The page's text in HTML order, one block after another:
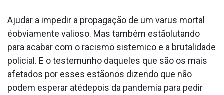
Ajudar a impedir a propagação de um va­rus mortal
éobviamente valioso. Mas também estãolutando
para acabar com o racismo sistemico e a brutalidade
policial. E o testemunho daqueles que são os mais
afetados por esses estãonos dizendo que não
podem esperar atédepois da pandemia para pedir